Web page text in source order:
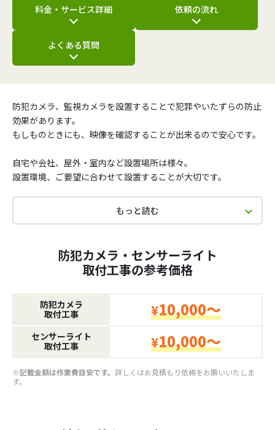
料金・サービス詳細 依頼の流れ
よくある質問
防犯カメラ、監視カメラを設置することで犯罪やいたずらの防止
効果があります。
もしものときにも、映像を確認することが出来るので安心です。
自宅や会社、屋外・室内など設置場所は様々。
設置環境、ご要望に合わせて設置することが大切です。
もっと読む
防犯カメラ・センサーライト
取付工事の参考価格
防犯カメラ
取付工事
¥10,000～
センサーライト
取付工事
¥10,000～
※記載金額は作業費目安です。 詳しくはお見積もり依頼をお願いいたしま
す。